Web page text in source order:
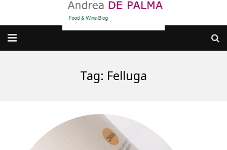
dove MANGIARE
Tag: Felluga